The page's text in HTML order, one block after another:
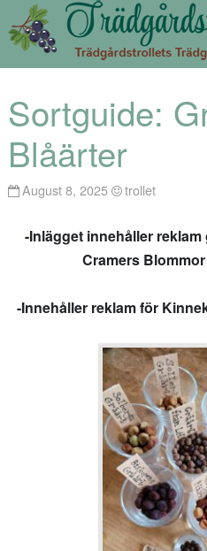
Sortguide:
Blåärter
August 8, 2025 trollet
-Inlägget innehåller
Cramers
-Innehåller reklam för